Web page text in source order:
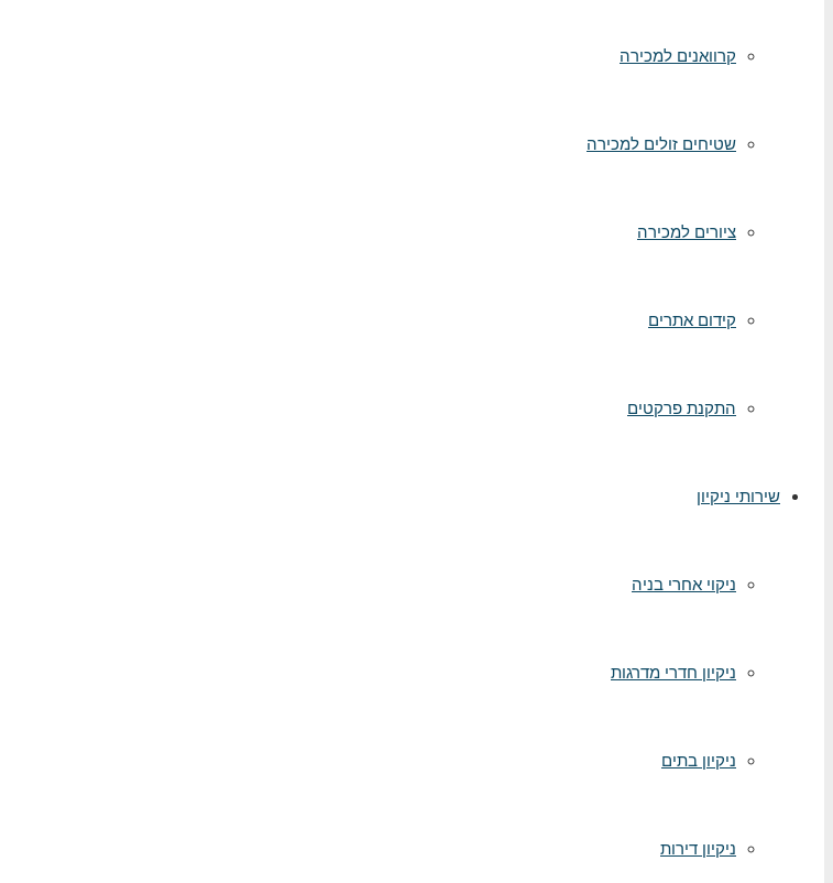
קרוואנים למכירה
שטיחים זולים למכירה
ציורים למכירה
קידום אתרים
התקנת פרקטים
שירותי ניקיון
ניקוי אחרי בניה
ניקיון חדרי מדרגות
ניקיון בתים
ניקיון דירות